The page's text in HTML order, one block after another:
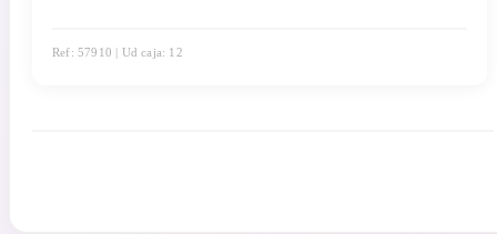
Ref: 57910 | Ud caja: 12